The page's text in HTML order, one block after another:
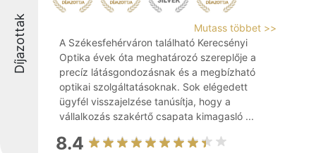
Díjazottak
Mutass többet >>
A Székesfehérváron található Kerecsényi
Optika évek óta meghatározó szereplője a
precíz látásgondozásnak és a megbízható
optikai szolgáltatásoknak. Sok elégedett
ügyfél visszajelzése tanúsítja, hogy a
vállalkozás szakértő csapata kimagasló ...
8.4